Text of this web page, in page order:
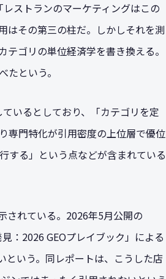
ストランのマーケティングはこの
はその第三の柱だ。しかしそれを測
ゴリの単位経済学を書き換える。
という。
いるとしており、「カテゴリを定
専門特化が引用密度の上位層で優位
する」という点などが含まれている
されている。2026年5月公開の
：2026 GEOプレイブック」による
という。同レポートは、こうした店